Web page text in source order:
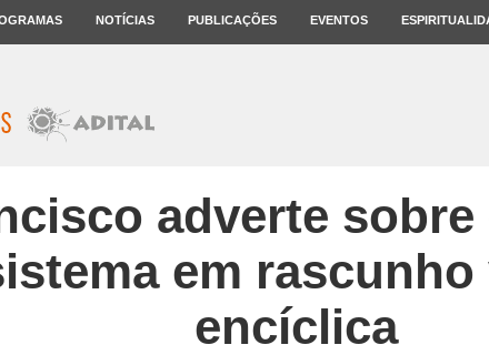
NOTÍCIAS PUBLICAÇÕES EVENTOS
adverte
em rascunho
encíclica